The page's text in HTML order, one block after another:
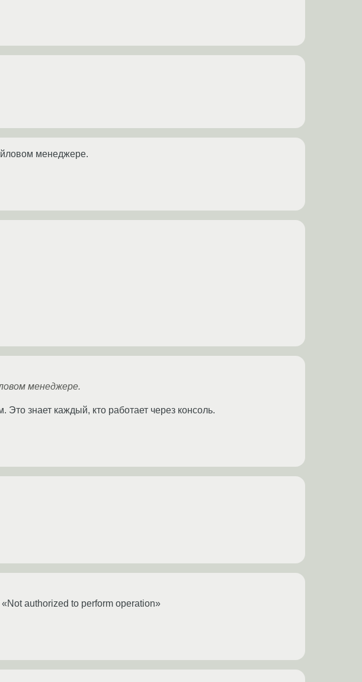
менеджере.
менеджере.
знает каждый, кто работает через консоль.
authorized to perform operation»